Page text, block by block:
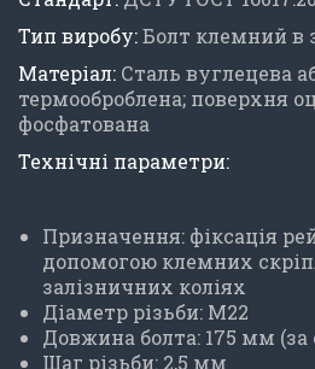
Тип виробу:Болт клемний в
Матеріал: Сталь вуглецева
термооброблена; поверхня
фосфатована
Технічні параметри:
Призначення: фіксація
допомогою клемних
залізничних коліях
Діаметр різьби: М22
Довжина болта: 175 мм (за
Шаг різьби: 2,5 мм